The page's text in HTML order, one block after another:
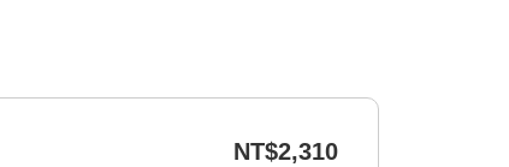
NT$2,310